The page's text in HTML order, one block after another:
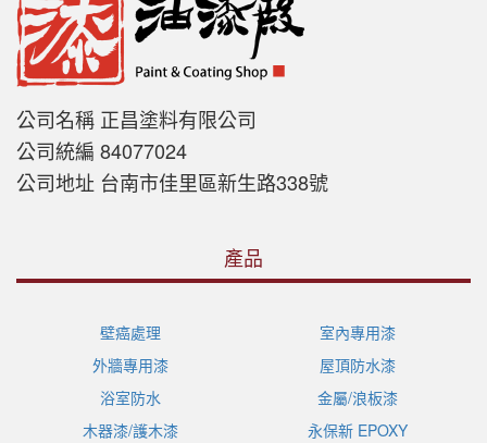
公司名稱 正昌塗料有限公司
公司統編 84077024
公司地址 台南市佳里區新生路338號
產品
壁癌處理
室內專用漆
外牆專用漆
屋頂防水漆
浴室防水
金屬/浪板漆
木器漆/護木漆
永保新 EPOXY